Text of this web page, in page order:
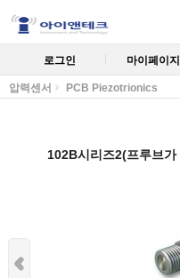
로그인 마이페이지
압력센서 PCB Piezotrionics
102B시리즈2(프루브